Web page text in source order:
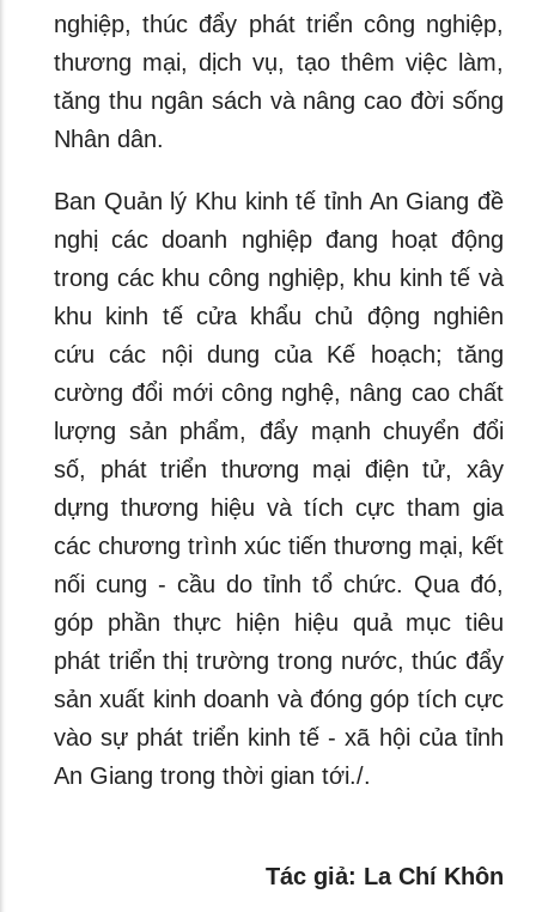
nghiệp, thúc đẩy phát triển công nghiệp,
thương mại, dịch vụ, tạo thêm việc làm,
tăng thu ngân sách và nâng cao đời sống
Nhân dân.
Ban Quản lý Khu kinh tế tỉnh An Giang đề
nghị các doanh nghiệp đang hoạt động
trong các khu công nghiệp, khu kinh tế và
khu kinh tế cửa khẩu chủ động nghiên
cứu các nội dung của Kế hoạch; tăng
cường đổi mới công nghệ, nâng cao chất
lượng sản phẩm, đẩy mạnh chuyển đổi
số, phát triển thương mại điện tử, xây
dựng thương hiệu và tích cực tham gia
các chương trình xúc tiến thương mại, kết
nối cung - cầu do tỉnh tổ chức. Qua đó,
góp phần thực hiện hiệu quả mục tiêu
phát triển thị trường trong nước, thúc đẩy
sản xuất kinh doanh và đóng góp tích cực
vào sự phát triển kinh tế - xã hội của tỉnh
An Giang trong thời gian tới./.
Tác giả: La Chí Khôn